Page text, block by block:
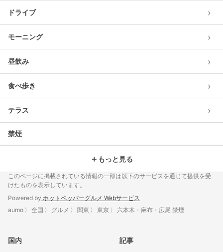
ドライブ ›
モーニング ›
昼飲み ›
食べ歩き ›
テラス ›
禁煙
＋ もっと見る
このページに掲載されている情報の一部は以下のサービスを通じて提供を受
けたものを表示しています。
Powered by ホットペッパーグルメ Webサービス
aumo
全国 グルメ 関東 東京 六本木・麻布・広尾 禁煙
国内 記事